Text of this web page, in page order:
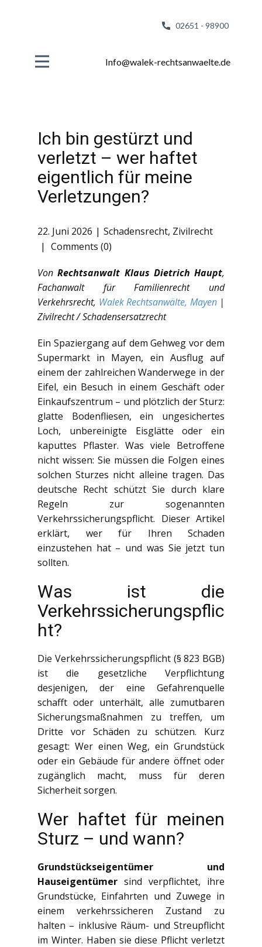
02651 - 98900
Info@walek-rechtsanwaelte.de
Ich bin gestürzt und
verletzt – wer haftet
eigentlich für meine
Verletzungen?
22. Juni 2026 Schadensrecht, Zivilrecht
Comments (0)
VonRechtsanwalt Klaus Dietrich Haupt,
Fachanwalt für Familienrecht und
Verkehrsrecht, Walek Rechtsanwälte, Mayen|
Zivilrecht / Schadensersatzrecht
Ein Spaziergang auf dem Gehweg vor dem
Supermarkt in Mayen, ein Ausflug auf
einem der zahlreichen Wanderwege in der
Eifel, ein Besuch in einem Geschäft oder
Einkaufszentrum – und plötzlich der Sturz:
glatte Bodenfliesen, ein ungesichertes
Loch, unbereinigte Eisglätte oder ein
kaputtes Pflaster. Was viele Betroffene
nicht wissen: Sie müssen die Folgen eines
solchen Sturzes nicht alleine tragen. Das
deutsche Recht schützt Sie durch klare
Regeln zur sogenannten
Verkehrssicherungspflicht. Dieser Artikel
erklärt, wer für Ihren Schaden
einzustehen hat – und was Sie jetzt tun
sollten.
Was ist die
Verkehrssicherungspflic
ht?
Die Verkehrssicherungspflicht (§ 823 BGB)
ist die gesetzliche Verpflichtung
desjenigen, der eine Gefahrenquelle
schafft oder unterhält, alle zumutbaren
Sicherungsmaßnahmen zu treffen, um
Dritte vor Schäden zu schützen. Kurz
gesagt: Wer einen Weg, ein Grundstück
oder ein Gebäude für andere öffnet oder
zugänglich macht, muss für deren
Sicherheit sorgen.
Wer haftet für meinen
Sturz – und wann?
Grundstückseigentümer und
Hauseigentümer sind verpflichtet, ihre
Grundstücke, Einfahrten und Zuwege in
einem verkehrssicheren Zustand zu
halten – inklusive Räum- und Streupflicht
im Winter. Haben sie diese Pflicht verletzt